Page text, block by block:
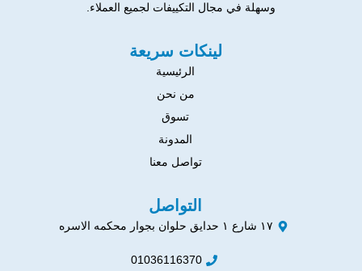
وسهلة في مجال التكييفات لجميع العملاء.
لينكات سريعة
الرئيسية
من نحن
تسوق
المدونة
تواصل معنا
التواصل
١٧ شارع ١ حدايق حلوان بجوار محكمه الاسره
01036116370